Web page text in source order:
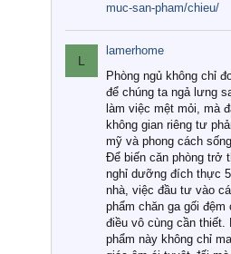
muc-san-pham/chieu/
L
lamerhome
Phòng ngủ không chỉ
để chúng ta ngả lưng
làm việc mệt mỏi, mà
không gian riêng tư
mỹ và phong cách
Để biến căn phòng trở
nghỉ dưỡng đích thực
nhà, việc đầu tư vào
phẩm chăn ga gối đệm
điều vô cùng cần thiết.
phẩm này không chỉ